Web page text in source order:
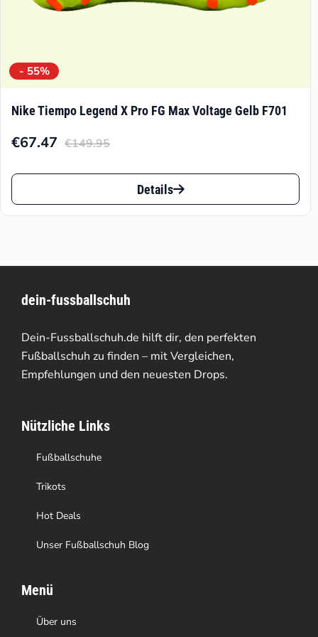
werden
- 55%
Nike Tiempo Legend X Pro FG Max Voltage Gelb F701
€149.95
Ursprünglicher
Preis
€149.95
€67.47
Aktueller
Preis
€67.47.
Dieses
Produkt
auf.
Die
Optionen
können
der
Produktseite
gewählt
werden
Details
dein-fussballschuh
Dein-Fussballschuh.de hilft dir, den perfekten
Fußballschuh zu finden – mit Vergleichen,
Empfehlungen und den neuesten Drops.
Nützliche Links
Fußballschuhe
Trikots
Hot Deals
Unser Fußballschuh Blog
Menü
Über uns